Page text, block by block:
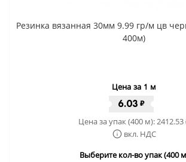
Резинка вязанная 30мм 9.99 гр/м цв
400м)
Цена за 1 м
6.03 ₽
Цена за упак (400 м):2412.53
вкл. НДС
Выберите кол-во упак (400